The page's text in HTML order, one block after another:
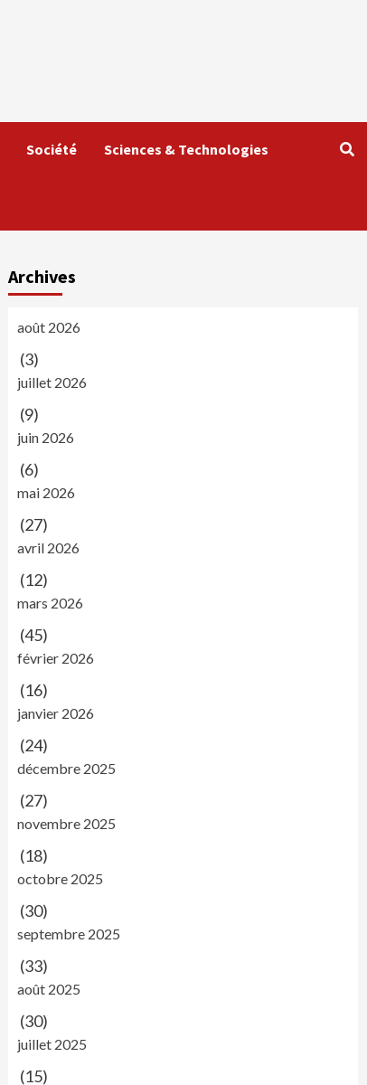
Société Sciences & Technologies
Archives
août 2026
(3)
juillet 2026
(9)
juin 2026
(6)
mai 2026
(27)
avril 2026
(12)
mars 2026
(45)
février 2026
(16)
janvier 2026
(24)
décembre 2025
(27)
novembre 2025
(18)
octobre 2025
(30)
septembre 2025
(33)
août 2025
(30)
juillet 2025
(15)